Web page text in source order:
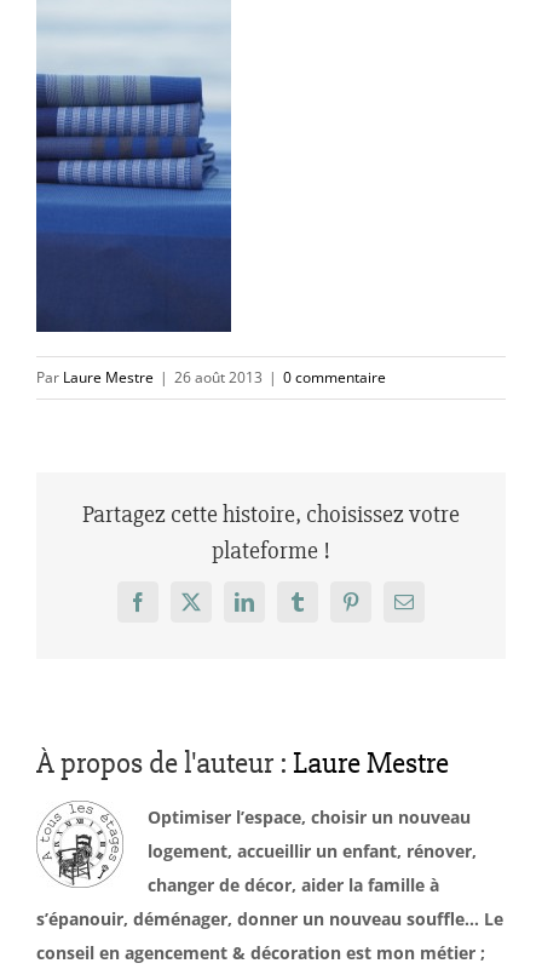
Par Laure Mestre | 26 août 2013 | 0 commentaire
Partagez cette histoire, choisissez votre
plateforme !
Facebook
X LinkedInTumblrPinterestEmail
À propos de l'auteur : Laure Mestre
Optimiser l’espace, choisir un nouveau
logement, accueillir un enfant, rénover,
changer de décor, aider la famille à
s’épanouir, déménager, donner un nouveau souffle… Le
conseil en agencement & décoration est mon métier ;